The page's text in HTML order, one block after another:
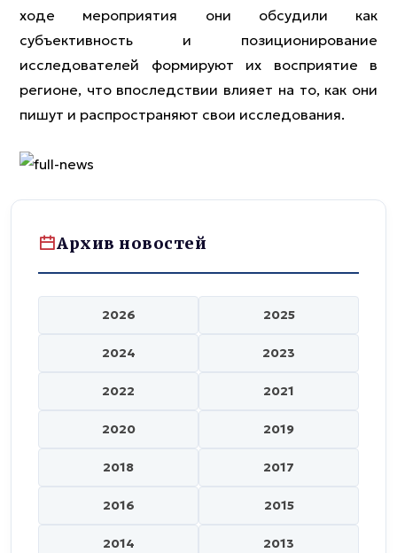
ходе мероприятия они обсудили как
субъективность и позиционирование
исследователей формируют их восприятие в
регионе, что впоследствии влияет на то, как они
пишут и распространяют свои исследования.
Архив новостей
2026 2025
2024 2023
2022 2021
2020 2019
2018 2017
2016 2015
2014 2013